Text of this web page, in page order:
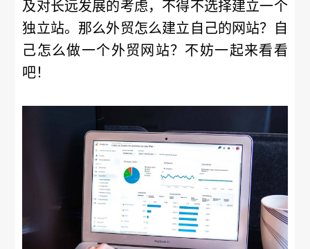
及对长远发展的考虑，不得不选择建立一个
独立站。那么外贸怎么建立自己的网站？自
己怎么做一个外贸网站？不妨一起来看看
吧！